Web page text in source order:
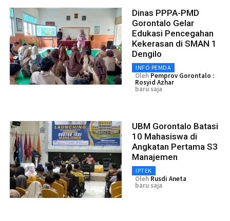
Dinas PPPA-PMD
Gorontalo Gelar
Edukasi Pencegahan
Kekerasan di SMAN 1
Dengilo
INFO PEMDA
Oleh Pemprov Gorontalo :
Rosyid Azhar
baru saja
UBM Gorontalo Batasi
10 Mahasiswa di
Angkatan Pertama S3
Manajemen
IPTEK
Oleh Rusdi Aneta
baru saja